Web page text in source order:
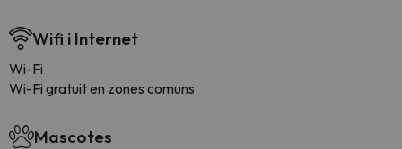
Wifi i Internet
Wi-Fi
Wi-Fi gratuit en zones comuns
Mascotes